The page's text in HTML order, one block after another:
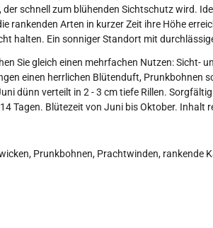
schnell zum blühenden Sichtschutz wird.
rankenden Arten in kurzer Zeit ihre Höhe
halten. Ein sonniger Standort mit
Sie gleich einen mehrfachen Nutzen: Sicht-
einen herrlichen Blütenduft, Prunkbohnen
dünn verteilt in 2 - 3 cm tiefe Rillen.
Tagen. Blütezeit von Juni bis Oktober. Inhalt
Prunkbohnen, Prachtwinden, rankende